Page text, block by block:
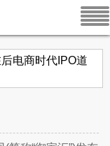
电商时代IPO道